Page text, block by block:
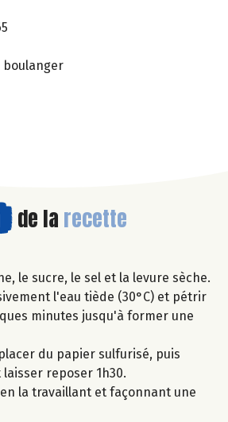
boulanger
de la recette
le sucre, le sel et la levure sèche.
l'eau tiède (30°C) et pétrir
minutes jusqu'à former une
du papier sulfurisé, puis
reposer 1h30.
la travaillant et façonnant une